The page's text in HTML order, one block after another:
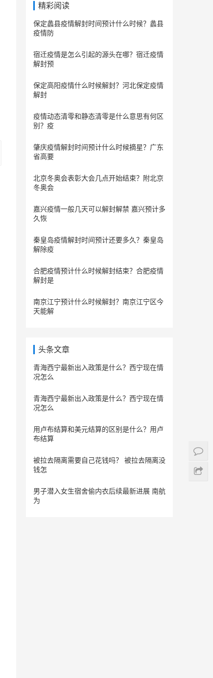
精彩阅读
保定蠡县疫情解封时间预计什么时候？蠡县
疫情防
宿迁疫情是怎么引起的源头在哪？宿迁疫情
解封预
保定​高阳疫情什么时候解封？河北保定疫情
解封
疫情动态清零和静态清零是什么意思有何区
别？疫
肇庆疫情解封时间预计什么时候摘星？广东
省高要
北京冬奥会表彰大会几点开始结束？附北京
冬奥会
嘉兴疫情一般几天可以解封解禁 嘉兴预计多
久恢
秦皇岛疫情解封时间预计还要多久？秦皇岛
解除疫
合肥疫情预计什么时候解封结束？合肥疫情
解封是
南京江宁预计什么时候解封？南京江宁区今
天能解
头条文章
青海西宁最新出入政策是什么？西宁现在情
况怎么
青海西宁最新出入政策是什么？西宁现在情
况怎么
用卢布结算和美元结算的区别是什么？用卢
布结算
被拉去隔离需要自己花钱吗？ 被拉去隔离没
钱怎
男子潜入女生宿舍偷内衣后续最新进展 南航
为